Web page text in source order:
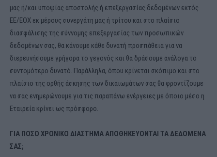
μας ή/και υποψίας αποστολής ή επεξεργασίας δεδομένων εκτός
ΕΕ/ΕΟΧ εκ μέρους συνεργάτη μας ή τρίτου και στο πλαίσιο
διασφάλισης της σύννομης επεξεργασίας των προσωπικών
δεδομένων σας, θα κάνουμε κάθε δυνατή προσπάθεια για να
διερευνήσουμε γρήγορα το γεγονός και θα δράσουμε ανάλογα το
συντομότερο δυνατό. Παράλληλα, όπου κρίνεται σκόπιμο και στο
πλαίσιο της ορθής άσκησης των δικαιωμάτων σας θα φροντίζουμε
να σας ενημερώνουμε για τις παραπάνω ενέργειες με όποιο μέσο η
Εταιρεία κρίνει ως πρόσφορο.
ΓΙΑ ΠΟΣΟ ΧΡΟΝΙΚΟ ΔΙΑΣΤΗΜΑ ΑΠΟΘΗΚΕΥΟΝΤΑΙ ΤΑ ΔΕΔΟΜΕΝΑ
ΣΑΣ;